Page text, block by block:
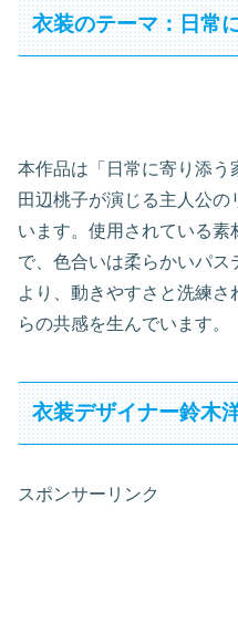
衣装のテーマ：日常
本作品は「日常に寄り添う
田辺桃子が演じる主人公
います。使用されている
で、色合いは柔らかいパス
より、動きやすさと洗練
らの共感を生んでいます。
衣装デザイナー鈴木
スポンサーリンク